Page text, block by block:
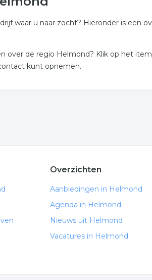
waar u naar zocht? Hieronder is een
over de regio Helmond? Klik op het
kunt opnemen.
Overzichten
Aanbiedingen in Helmond
Agenda in Helmond
Nieuws uit Helmond
Vacatures in Helmond